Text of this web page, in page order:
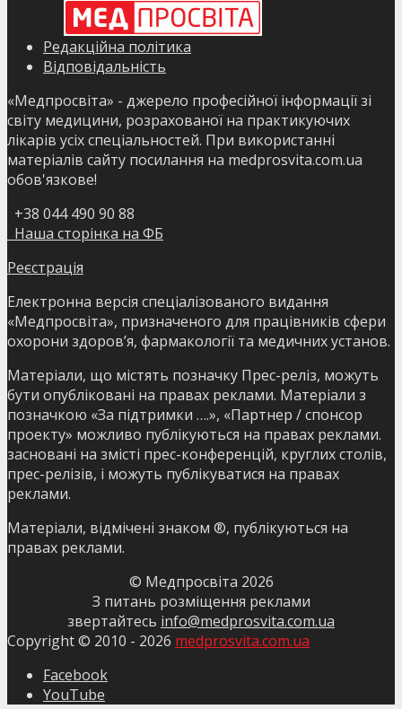
Редакційна політика
Відповідальність
«Медпросвіта» - джерело професійної інформації зі
світу медицини, розрахованої на практикуючих
лікарів усіх спеціальностей. При використанні
матеріалів сайту посилання на medprosvita.com.ua
обов'язкове!
+38 044 490 90 88
Наша сторінка на ФБ
Реєстрація
Електронна версія спеціалізованого видання
«Медпросвіта», призначеного для працівників сфери
охорони здоров’я, фармакології та медичних установ.
Матеріали, що містять позначку Прес-реліз, можуть
бути опубліковані на правах реклами. Матеріали з
позначкою «За підтримки ….», «Партнер / спонсор
проекту» можливо публікуються на правах реклами.
засновані на змісті прес-конференцій, круглих столів,
прес-релізів, і можуть публікуватися на правах
реклами.
Матеріали, відмічені знаком ®, публікуються на
правах реклами.
© Медпросвіта 2026
З питань розміщення реклами
звертайтесь info@medprosvita.com.ua
Copyright © 2010 - 2026 medprosvita.com.ua
Facebook
YouTube